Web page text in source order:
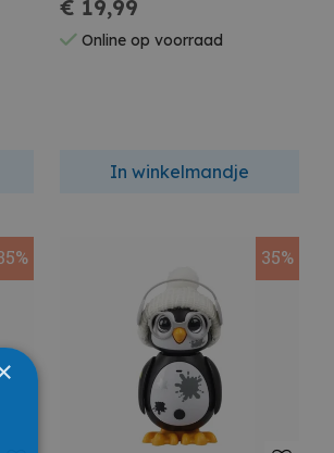
€ 19,99
Online op voorraad
In winkelmandje
35%